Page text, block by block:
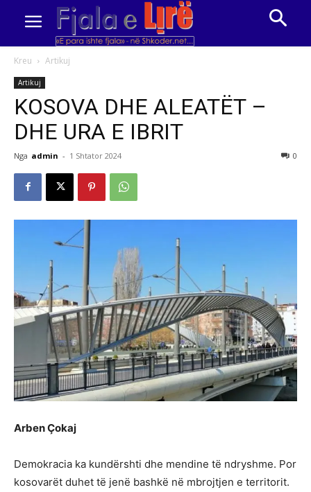
Kreu Artikuj
Artikuj
KOSOVA DHE ALEATËT –
DHE URA E IBRIT
Nga admin - 1 Shtator 2024 0
Arben Çokaj
Demokracia ka kundërshti dhe mendine të ndryshme. Por
kosovarët duhet të jenë bashkë në mbrojtjen e territorit.